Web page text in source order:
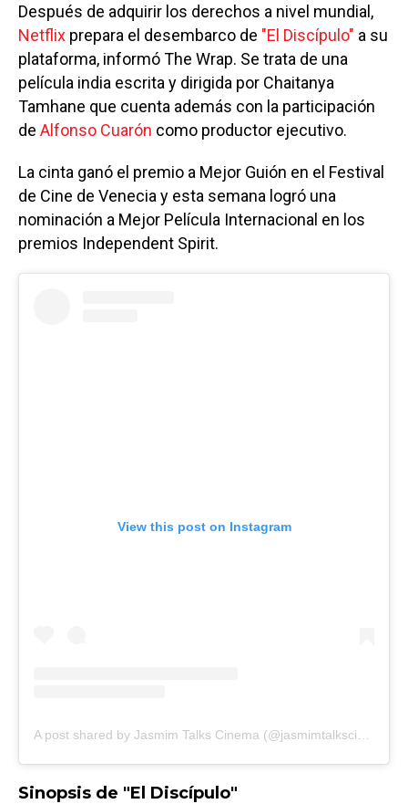
Después de adquirir los derechos a nivel mundial,
Netflix prepara el desembarco de "El Discípulo" a su
plataforma, informó The Wrap. Se trata de una
película india escrita y dirigida por Chaitanya
Tamhane que cuenta además con la participación
de Alfonso Cuarón como productor ejecutivo.
La cinta ganó el premio a Mejor Guión en el Festival
de Cine de Venecia y esta semana logró una
nominación a Mejor Película Internacional en los
premios Independent Spirit.
View this post on Instagram
Sinopsis de "El Discípulo"